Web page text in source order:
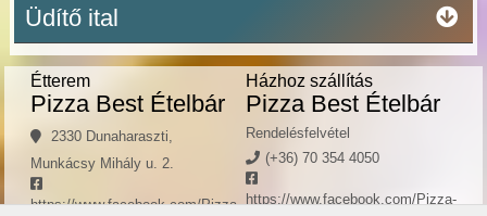
Üdítő ital
Étterem
Pizza Best Ételbár
2330 Dunaharaszti,
Munkácsy Mihály u. 2.
https://www.facebook.com/Pizza-
Házhoz szállítás
Pizza Best Ételbár
Rendelésfelvétel
(+36) 70 354 4050
https://www.facebook.com/Pizza-